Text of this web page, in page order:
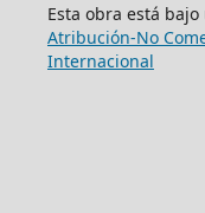
Esta obra está bajo
Atribución-No
Internacional